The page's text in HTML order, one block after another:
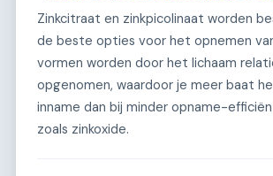
Zinkcitraat en zinkpicolinaat worden
de beste opties voor het opnemen
vormen worden door het lichaam
opgenomen, waardoor je meer baat
inname dan bij minder opname-
zoals zinkoxide.